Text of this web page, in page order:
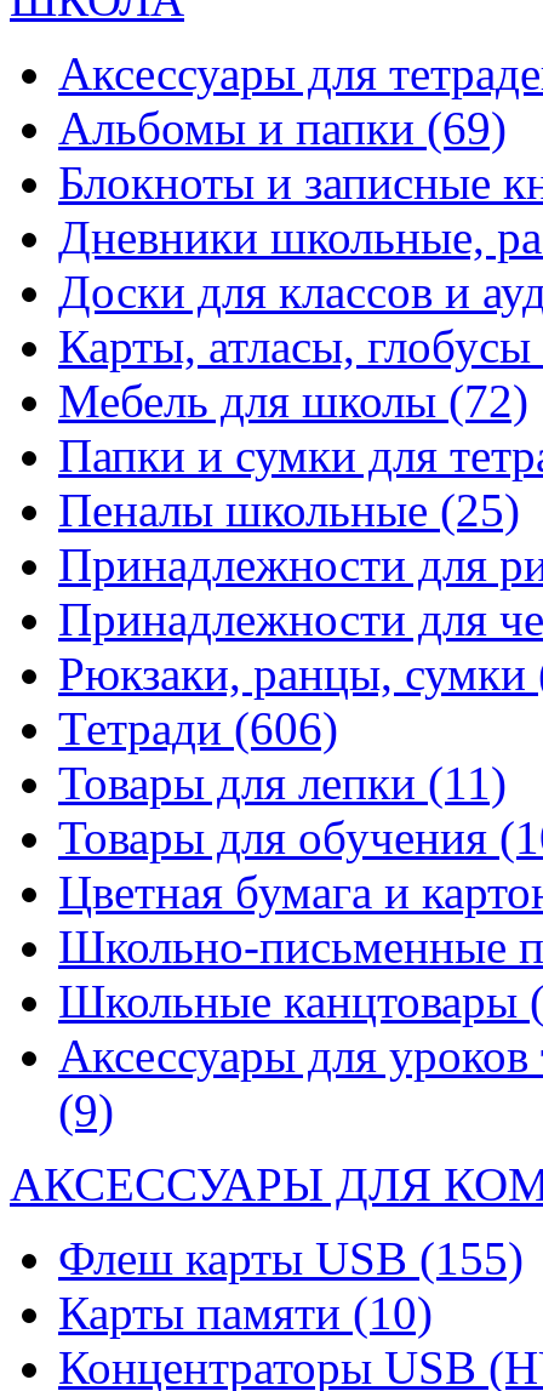
Аксессуары для
Альбомы и папки (69)
Блокноты и записные
Дневники школьные,
Доски для классов и
Карты, атласы, глобусы
Мебель для школы (72)
Папки и сумки для
Пеналы школьные (25)
Принадлежности для
Принадлежности для
Рюкзаки, ранцы, сумки
Тетради (606)
Товары для лепки (11)
Товары для обучения
Цветная бумага и
Школьно-письменные
Школьные канцтовары
Аксессуары для уроков
(9)
АКСЕССУАРЫ ДЛЯ
Флеш карты USB (155)
Карты памяти (10)
Концентраторы USB